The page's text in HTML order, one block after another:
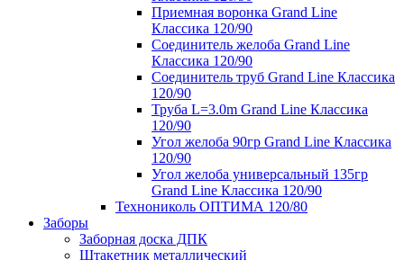
Приемная воронка Grand Line
Классика 120/90
Соединитель желоба Grand Line
Классика 120/90
Соединитель труб Grand Line Классика
120/90
Труба L=3.0m Grand Line Классика
120/90
Угол желоба 90гр Grand Line Классика
120/90
Угол желоба универсальный 135гр
Grand Line Классика 120/90
Технониколь ОПТИМА 120/80
Заборы
Заборная доска ДПК
Штакетник металлический